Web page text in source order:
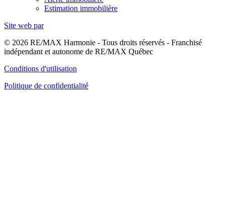
Estimation immobilière
Site web par
© 2026 RE/MAX Harmonie - Tous droits réservés - Franchisé
indépendant et autonome de RE/MAX Québec
Conditions d'utilisation
Politique de confidentialité